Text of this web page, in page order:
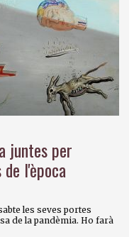
juntes per
l'època
les seves portes
de la pandèmia. Ho farà